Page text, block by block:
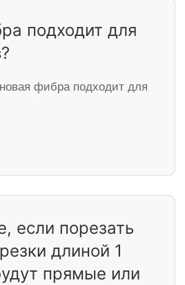
подходит для
фибра подходит для
если порезать
длиной 1
прямые или